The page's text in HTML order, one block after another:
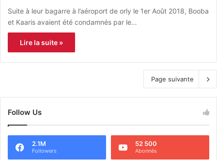
Suite à leur bagarre à l’aéroport de orly le 1er Août 2018, Booba
et Kaaris avaient été condamnés par le…
Lire la suite »
Page suivante
Follow Us
2.1M
Followers
52 500
Abonnés